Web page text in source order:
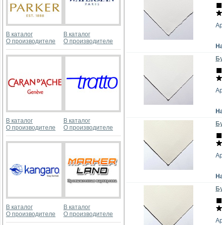
В каталог
О производителе
В каталог
О производителе
В каталог
О производителе
В каталог
О производителе
В каталог
О производителе
В каталог
О производителе